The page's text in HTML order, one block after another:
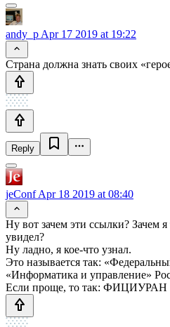
andy_p Apr 17 2019 at 19:22
Страна должна знать своих
Reply
jeConfApr 18 2019 at 08:40
Ну вот зачем эти ссылки? Зачем
увидел?
Ну ладно, я кое-что узнал.
Это называется так:
«Информатика и управление»
Если проще, то так: ФИЦИУРАН